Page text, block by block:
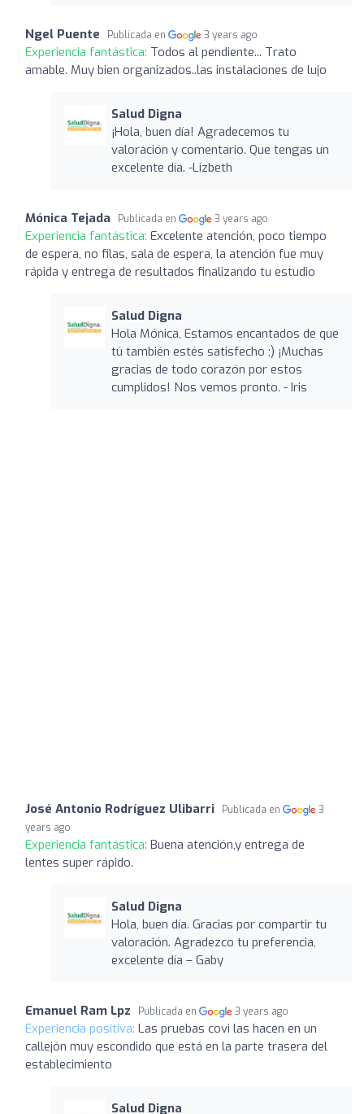
Ngel Puente Publicada en 3 years ago
Experiencia fantástica: Todos al pendiente... Trato
amable. Muy bien organizados..las instalaciones de lujo
Salud Digna
¡Hola, buen día! Agradecemos tu
valoración y comentario. Que tengas un
excelente día. -Lizbeth
Mónica Tejada Publicada en 3 years ago
Experiencia fantástica: Excelente atención, poco tiempo
de espera, no filas, sala de espera, la atención fue muy
rápida y entrega de resultados finalizando tu estudio
Salud Digna
Hola Mónica, Estamos encantados de que
tú también estés satisfecho ;) ¡Muchas
gracias de todo corazón por estos
cumplidos! Nos vemos pronto. - Iris
José Antonio Rodríguez Ulibarri Publicada en
3
years ago
Experiencia fantástica: Buena atención,y entrega de
lentes super rápido.
Salud Digna
Hola, buen día. Gracias por compartir tu
valoración. Agradezco tu preferencia,
excelente día – Gaby
Emanuel Ram Lpz Publicada en 3 years ago
Experiencia positiva: Las pruebas covi las hacen en un
callejón muy escondido que está en la parte trasera del
establecimiento
Salud Digna